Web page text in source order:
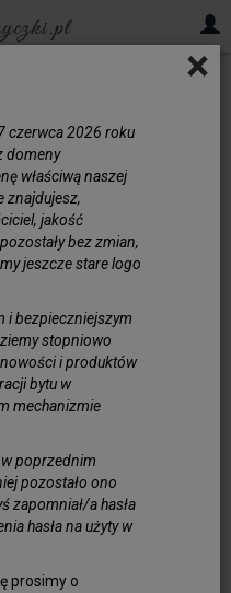
×
czerwca 2026 roku
domeny
właściwą naszej
znajdujesz,
jakość
bez zmian,
jeszcze stare logo
i bezpieczniejszym
stopniowo
i produktów
bytu w
mechanizmie
poprzednim
pozostało ono
zapomniał/a hasła
hasła na użyty w
prosimy o
Kwadratowy ...